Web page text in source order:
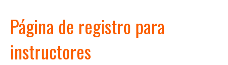
Página de registro para
instructores